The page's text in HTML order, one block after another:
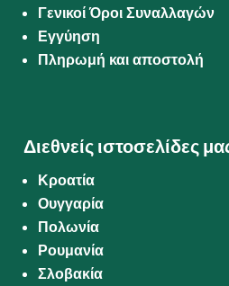
Γενικοί Όροι Συναλλαγών
Εγγύηση
Πληρωμή και αποστολή
Διεθνείς ιστοσελίδες
Κροατία
Ουγγαρία
Πολωνία
Ρουμανία
Σλοβακία